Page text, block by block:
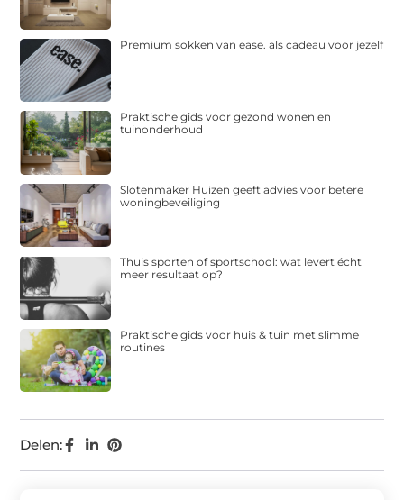
Delen:
Premium sokken van ease. als cadeau voor jezelf
Praktische gids voor gezond wonen en
tuinonderhoud
Slotenmaker Huizen geeft advies voor betere
woningbeveiliging
Thuis sporten of sportschool: wat levert écht
meer resultaat op?
Praktische gids voor huis & tuin met slimme
routines